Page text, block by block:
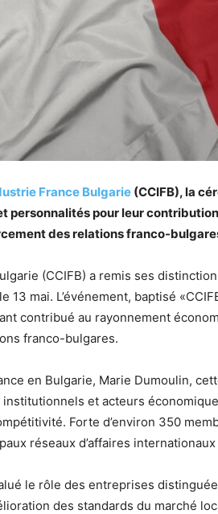
France Bulgarie (CCIFB), la
personnalités pour leur
des relations franco-
(CCIFB) a remis ses
mai. L’événement, baptisé
contribué au rayonnement
franco-bulgares.
en Bulgarie, Marie Dumoulin,
et acteurs
Forte d’environ 350
réseaux d’affaires
le rôle des entreprises
des standards du marché